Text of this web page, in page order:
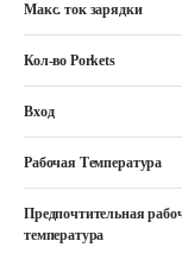
Макс. ток зарядки
Кол-во Porkets
Вход
Рабочая Температура
Предпочтительная
температура